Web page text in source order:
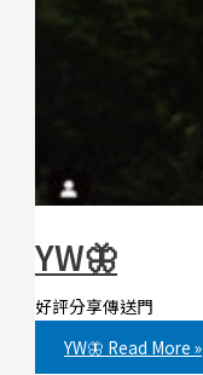
YW🦋
好評分享傳送門
YW🦋 Read More »